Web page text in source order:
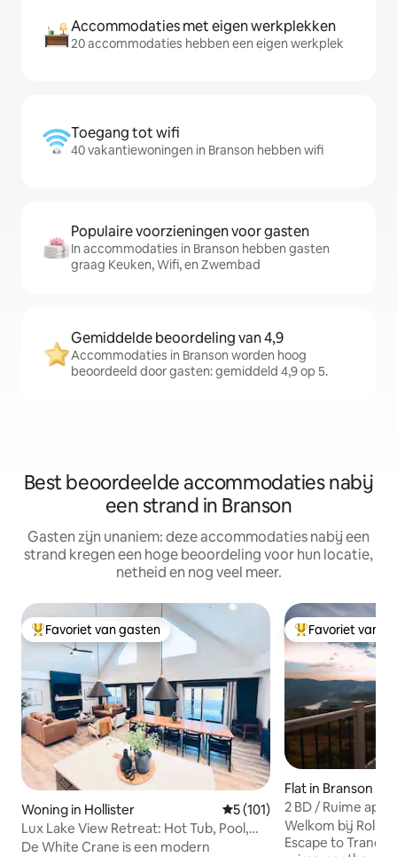
Accommodaties met eigen werkplekken
20 accommodaties hebben een eigen werkplek
Toegang tot wifi
40 vakantiewoningen in Branson hebben wifi
Populaire voorzieningen voor gasten
In accommodaties in Branson hebben gasten
graag Keuken, Wifi, en Zwembad
Gemiddelde beoordeling van 4,9
Accommodaties in Branson worden hoog
beoordeeld door gasten: gemiddeld 4,9 op 5.
Best beoordeelde accommodaties nabij
een strand in Branson
Gasten zijn unaniem: deze accommodaties nabij een
strand kregen een hoge beoordeling voor hun locatie,
netheid en nog veel meer.
Topfavoriet van gasten
Favoriet van gasten
Woning in Hollister Gemiddelde beoordeling
5 (101)
Lux Lake View Retreat: Hot Tub, Pool,
Pet Friendly
De White Crane is een modern
Topfavoriet van
Favoriet van
Flat in Branson
2 BD / Ruime
uitzicht op de
Welkom bij
Escape to